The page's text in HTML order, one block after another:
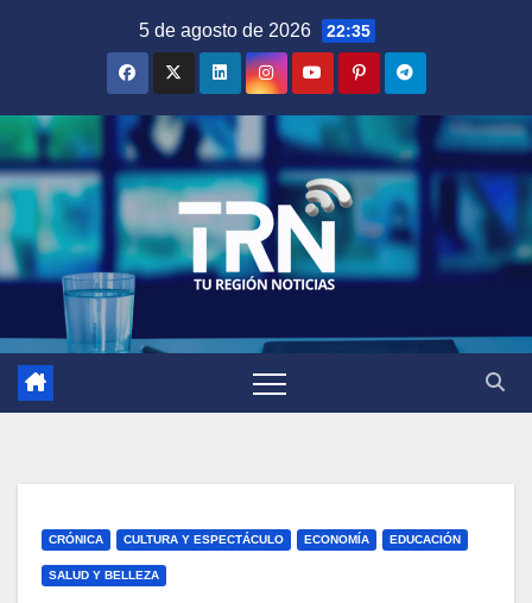
5 de agosto de 2026 22:35
CRÓNICA CULTURA Y ESPECTÁCULO ECONOMÍA EDUCACIÓN
SALUD Y BELLEZA